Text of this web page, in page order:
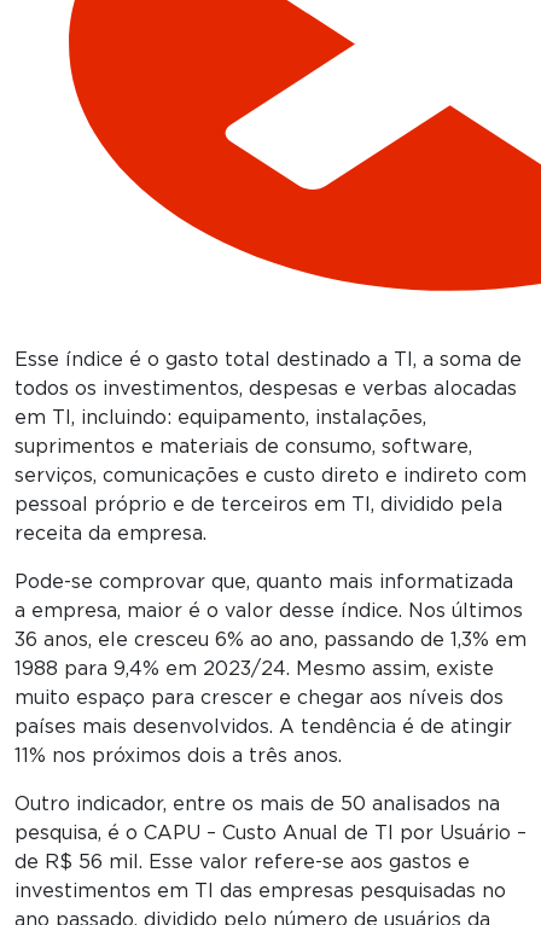
Esse índice é o gasto total destinado a TI, a soma de
todos os investimentos, despesas e verbas alocadas
em TI, incluindo: equipamento, instalações,
suprimentos e materiais de consumo, software,
serviços, comunicações e custo direto e indireto com
pessoal próprio e de terceiros em TI, dividido pela
receita da empresa.
Pode-se comprovar que, quanto mais informatizada
a empresa, maior é o valor desse índice. Nos últimos
36 anos, ele cresceu 6% ao ano, passando de 1,3% em
1988 para 9,4% em 2023/24. Mesmo assim, existe
muito espaço para crescer e chegar aos níveis dos
países mais desenvolvidos. A tendência é de atingir
11% nos próximos dois a três anos.
Outro indicador, entre os mais de 50 analisados na
pesquisa, é o CAPU – Custo Anual de TI por Usuário –
de R$ 56 mil. Esse valor refere-se aos gastos e
investimentos em TI das empresas pesquisadas no
ano passado, dividido pelo número de usuários da